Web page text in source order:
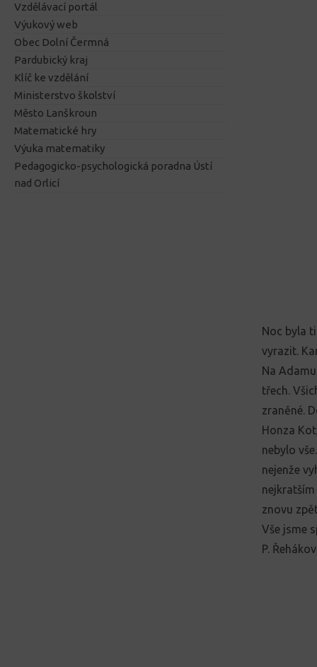
Noc byla
vyrazit.
Na
třech.
zraněné.
Honza
nebylo
nejenže
znovu
Vše jsme
P.
Vzdělávací portál
Výukový web
Obec Dolní Čermná
Pardubický kraj
Klíč ke vzdělání
Ministerstvo školství
Město Lanškroun
Matematické hry
Výuka matematiky
Pedagogicko-psychologická poradna Ústí
nad Orlicí